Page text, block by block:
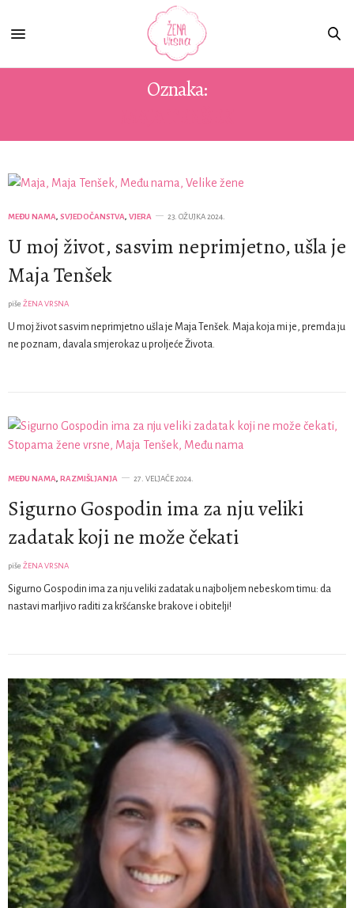
Oznaka:
MEĐU NAMA, SVJEDOČANSTVA, VJERA 23. OŽUJKA 2024.
U moj život, sasvim neprimjetno, ušla je
Maja Tenšek
piše ŽENA VRSNA
U moj život sasvim neprimjetno ušla je Maja Tenšek. Maja koja mi je, premda ju
ne poznam, davala smjerokaz u proljeće Života.
MEĐU NAMA, RAZMIŠLJANJA 27. VELJAČE 2024.
Sigurno Gospodin ima za nju veliki
zadatak koji ne može čekati
piše ŽENA VRSNA
Sigurno Gospodin ima za nju veliki zadatak u najboljem nebeskom timu: da
nastavi marljivo raditi za kršćanske brakove i obitelji!